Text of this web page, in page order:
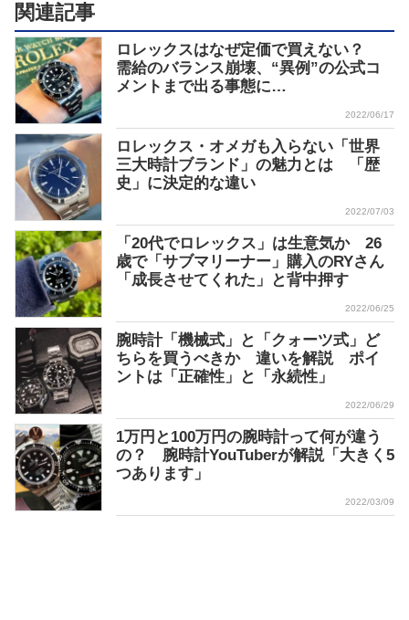
関連記事
ロレックスはなぜ定価で買えない？
需給のバランス崩壊、“異例”の公式コ
メントまで出る事態に…
2022/06/17
ロレックス・オメガも入らない「世界
三大時計ブランド」の魅力とは 「歴
史」に決定的な違い
2022/07/03
「20代でロレックス」は生意気か 26
歳で「サブマリーナー」購入のRYさん
「成長させてくれた」と背中押す
2022/06/25
腕時計「機械式」と「クォーツ式」ど
ちらを買うべきか 違いを解説 ポイ
ントは「正確性」と「永続性」
2022/06/29
1万円と100万円の腕時計って何が違う
の？ 腕時計YouTuberが解説「大きく5
つあります」
2022/03/09